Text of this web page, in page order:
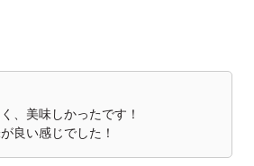
、美味しかったです！
良い感じでした！